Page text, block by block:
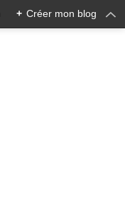
+ Créer mon blog